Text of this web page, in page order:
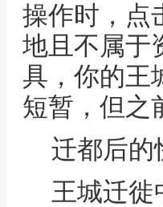
操作时，点
地且不属于
具，你的王
短暂，但之
迁都后的
王城迁徙